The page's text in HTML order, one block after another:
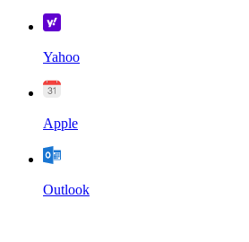
Yahoo
Apple
Outlook